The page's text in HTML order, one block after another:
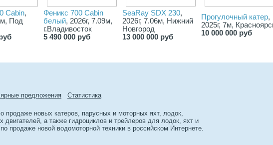
Cabin,
Под
Феникс 700 Cabin
белый, 2026г, 7.09м,
г.Владивосток
5 490 000 руб
SeaRay SDX 230,
2026г, 7.06м, Нижний
Новгород
13 000 000 руб
Прогулочный катер,
2025г, 7м,
10 000 000 руб
предложения Cтатиcтика
продаже новых катеров, парусных и моторных яхт, лодок,
а также гидроциклов и трейлеров для лодок, яхт и
продаже новой водомоторной техники в российском Интернете.